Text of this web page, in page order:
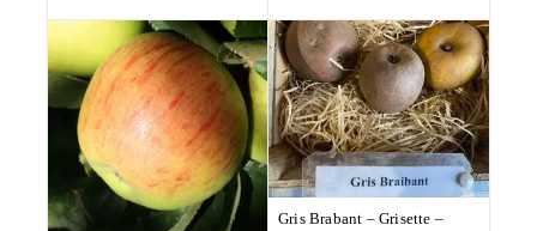
Gris Brabant – Grisette –